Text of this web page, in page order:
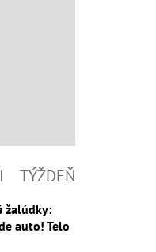
TÝŽDEŇ
žalúdky:
auto! Telo